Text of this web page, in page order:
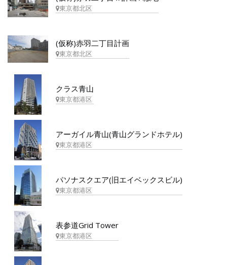
東京都北区
(仮称)赤羽二丁目計画
東京都北区
クラス青山
東京都港区
アーガイル青山(青山グランドホテル)
東京都港区
パソナスクエア(旧エイベックスビル)
東京都港区
表参道Grid Tower
東京都港区